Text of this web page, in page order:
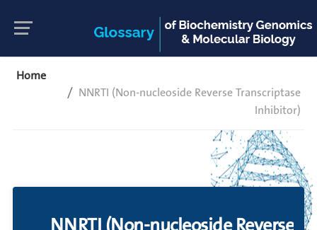
Home
NNRTI (Non-nucleoside Reverse Transcriptase
Inhibitor)